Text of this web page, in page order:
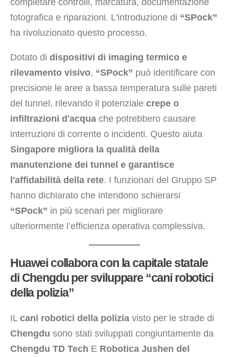
fotografica e riparazioni. L'introduzione di “SPock”
ha rivoluzionato questo processo.
Dotato di dispositivi di imaging termico e
rilevamento visivo, “SPock” può identificare con
precisione le aree a bassa temperatura sulle pareti
del tunnel, rilevando il potenziale crepe o
infiltrazioni d'acqua che potrebbero causare
interruzioni di corrente o incidenti. Questo aiuta
Singapore migliora la qualità della
manutenzione dei tunnel e garantisce
l'affidabilità della rete. I funzionari del Gruppo SP
hanno dichiarato che intendono schierarsi
“SPock” in più scenari per migliorare
ulteriormente l’efficienza operativa complessiva.
Huawei collabora con la capitale statale
di Chengdu per sviluppare “cani robotici
della polizia”
IL cani robotici della polizia visto per le strade di
Chengdu sono stati sviluppati congiuntamente da
Chengdu TD Tech E Robotica Jushen del